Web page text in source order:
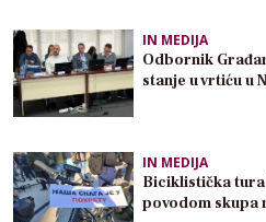
IN MEDIJA
Odbornik
stanje u vrtiću u
IN MEDIJA
Biciklistička
povodom skupa